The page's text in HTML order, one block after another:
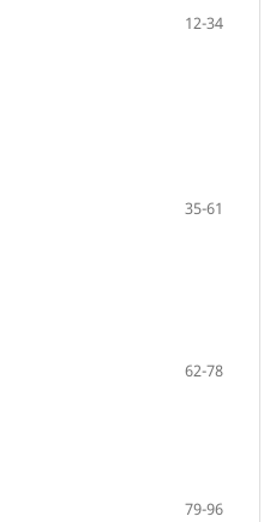
12-34
35-61
62-78
79-96